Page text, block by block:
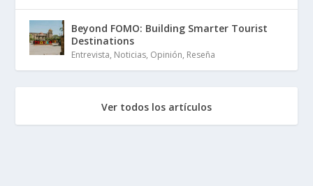
Beyond FOMO: Building Smarter Tourist
Destinations
Entrevista, Noticias, Opinión, Reseña
Ver todos los artículos